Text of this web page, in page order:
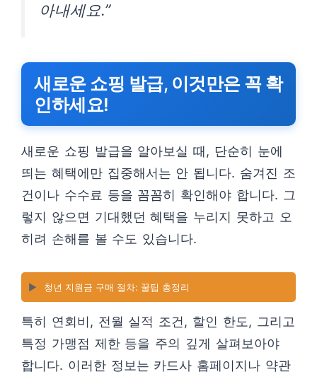
아내세요.”
새로운 쇼핑 발급, 이것만은 꼭 확
인하세요!
새로운 쇼핑 발급을 알아보실 때, 단순히 눈에
띄는 혜택에만 집중해서는 안 됩니다. 숨겨진 조
건이나 수수료 등을 꼼꼼히 확인해야 합니다. 그
렇지 않으면 기대했던 혜택을 누리지 못하고 오
히려 손해를 볼 수도 있습니다.
▶️ 청년 지원금 구매 절차: 꿀팁 총정리
특히 연회비, 전월 실적 조건, 할인 한도, 그리고
특정 가맹점 제한 등을 주의 깊게 살펴보아야
합니다. 이러한 정보는 카드사 홈페이지나 약관